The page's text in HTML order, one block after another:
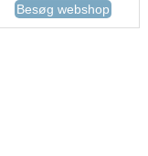
Besøg webshop